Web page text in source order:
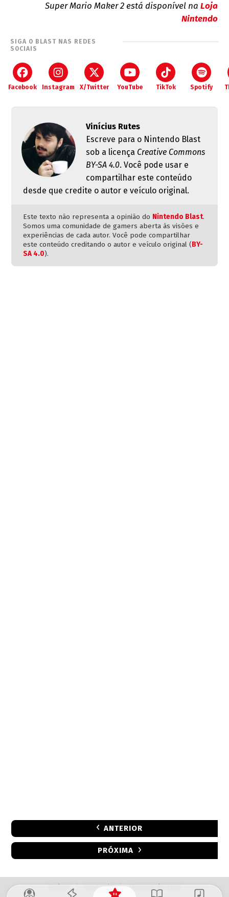
Super Mario Maker 2 está disponível na Loja
Nintendo
SIGA O BLAST NAS REDES
SOCIAIS
Facebook Instagram X/Twitter YouTube TikTok Spotify
Vinícius Rutes
Escreve para o Nintendo Blast
sob a licença Creative Commons
BY-SA 4.0. Você pode usar e
compartilhar este conteúdo
desde que credite o autor e veículo original.
Este texto não representa a opinião do Nintendo Blast.
Somos uma comunidade de gamers aberta às visões e
experiências de cada autor. Você pode compartilhar
este conteúdo creditando o autor e veículo original (BY-
SA 4.0).
ANTERIOR
PRÓXIMA
Sobre | Anuncie | Termos de Uso